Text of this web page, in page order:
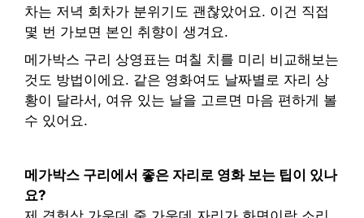
차는 저녁 회차가 분위기도 괜찮았어요. 이건 직접
몇 번 가보면 본인 취향이 생겨요.
메가박스 구리 상영표는 며칠 치를 미리 비교해보는
것도 방법이에요. 같은 영화여도 날짜별로 자리 상
황이 달라서, 여유 있는 날을 고르면 마음 편하게 볼
수 있어요.
메가박스 구리에서 좋은 자리로 영화 보는 팁이 있나
요?